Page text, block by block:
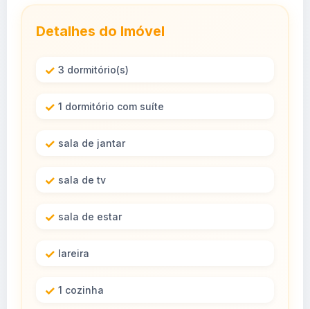
Detalhes do Imóvel
3 dormitório(s)
1 dormitório com suíte
sala de jantar
sala de tv
sala de estar
lareira
1 cozinha